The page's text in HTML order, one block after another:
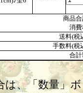
商品
消
送料(税
手数料(税
合
は、「数量」